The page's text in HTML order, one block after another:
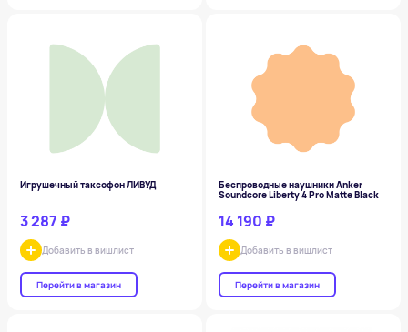
Игрушечный таксофон ЛИВУД
3 287 ₽
Добавить в вишлист
Перейти в магазин
Беспроводные наушники Anker
Soundcore Liberty 4 Pro Matte Black
14 190 ₽
Добавить в вишлист
Перейти в магазин